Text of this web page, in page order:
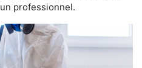
professionnel.